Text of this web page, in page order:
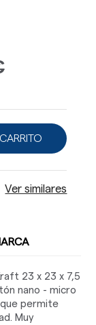
Ver similares
23 x 23 x 7,5
nano - micro
permite
Muy